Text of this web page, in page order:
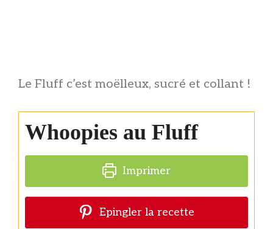
Le Fluff c’est moëlleux, sucré et collant !
Whoopies au Fluff
Imprimer
Epingler la recette